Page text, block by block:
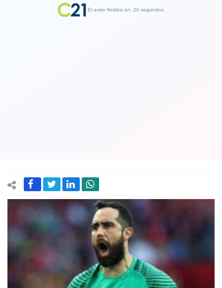
El aviso finaliza en: 19 segundos.